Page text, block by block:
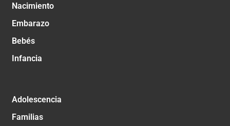
Nacimiento
Embarazo
Bebés
Infancia
Adolescencia
Familias